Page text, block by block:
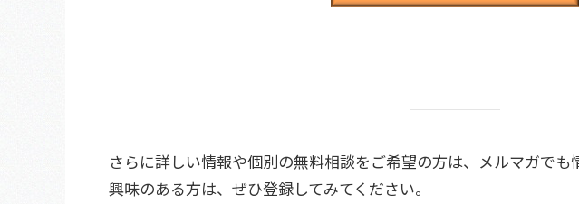
さらに詳しい情報や個別の無料相談をご希望の方は、メルマガでも
興味のある方は、ぜひ登録してみてください。